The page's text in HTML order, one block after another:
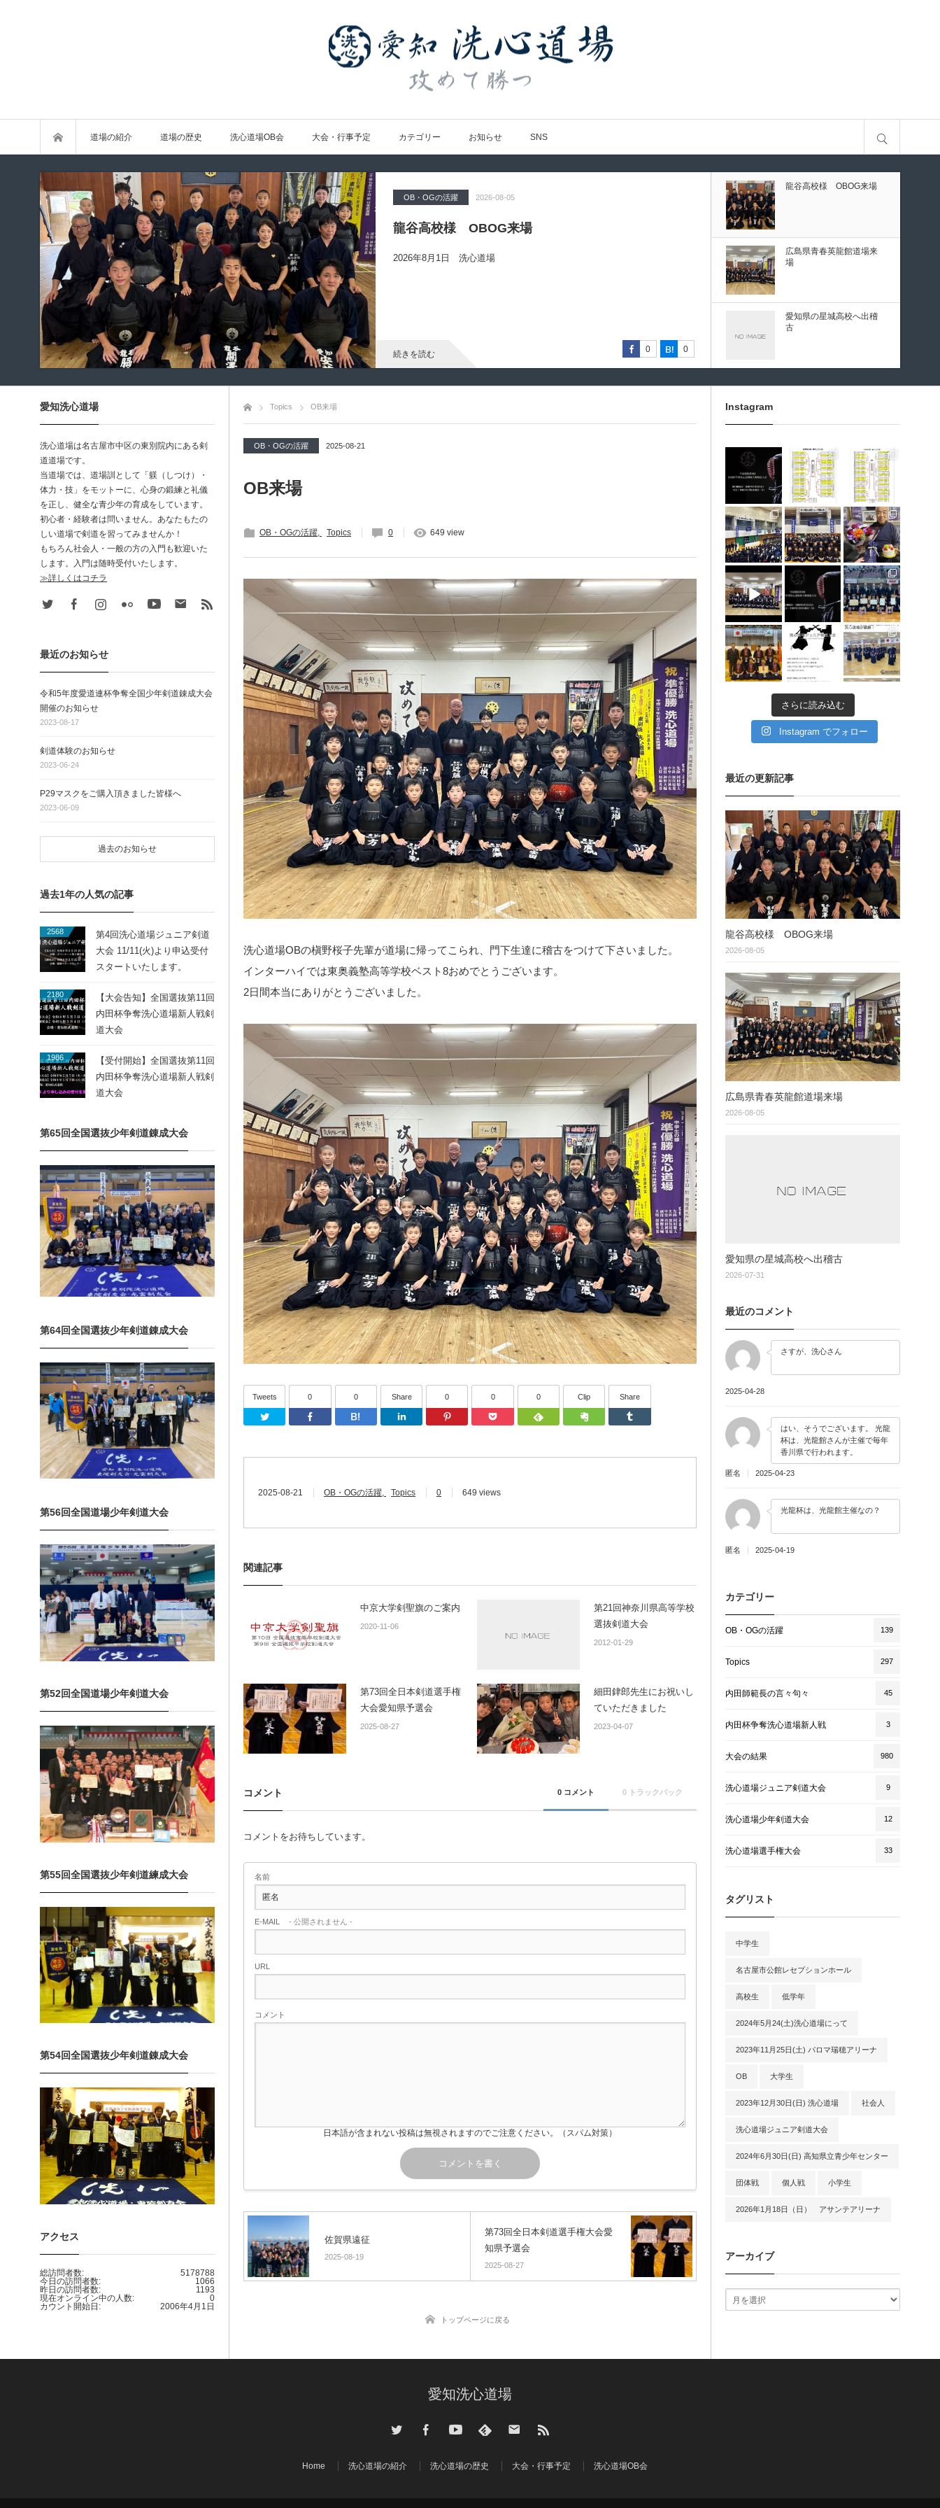
道場の紹介 道場の歴史 洗心道場OB会 大会・行事予定 カテゴリー お知らせ SNS
OB・OGの活躍 2026-08-05
龍谷高校様 OBOG来場
2026年8月1日 洗心道場
0 0
続きを読む
Topics 2026-08-05
広島県青春英龍館道場来場
2026年7月25日（土）洗心道場
0 0
大会の結果 2026-07-31
愛知県の星城高校へ出稽古
2026年7月24日(金)
0 0
大会の結果 2026-07-25
第80回愛知県中学校総合体育大会・地区予選
2026年7月24日（金）
0 0
大会の結果 2026-07-22
第136回愛知県剣道道場連盟研修会トーナメント戦
2026年7月19日（日）昭和スポーツセンター
0 0
第136回愛知県剣道道場連
龍谷高校様 OBOG来場
広島県青春英龍館道場来
場
愛知県の星城高校へ出稽
古
第136回愛知県剣道道場連
盟研修会トーナメント戦
龍谷高校様 OBOG来場
広島県青春英龍館道場来
愛知県の星城高校へ出稽
古
第80回愛知県中学校総合
体育大会・地区予選
第136回愛知県剣道道場連
盟研修会トーナメント戦
Topics OB来場
OB・OGの活躍 2025-08-21
OB来場
OB・OGの活躍 Topics 0 649 view
洗心道場OBの槇野桜子先輩が道場に帰ってこられ、門下生達に稽古をつけて下さいました。
インターハイでは東奥義塾高等学校ベスト8おめでとうございます。
2日間本当にありがとうございました。
Tweets
Twitter
0
Facebook
0
はてなブックマーク
Share
Linkedin
0
Pinterest
0
Pocket
0
Feedly
Clip
Feedly
Share
2025-08-21 OB・OGの活躍 Topics 0 649 views
関連記事
中京大学剣聖旗のご案内
2020-11-06
第21回神奈川県高等学校
選抜剣道大会
2012-01-29
第73回全日本剣道選手権
大会愛知県予選会
2025-08-27
細田銉郎先生にお祝いし
ていただきました
2023-04-07
コメント 0 コメント 0 トラックバック
コメントをお待ちしています。
名前
E-MAIL - 公開されません -
URL
コメント
日本語が含まれない投稿は無視されますのでご注意ください。（スパム対策）
佐賀県遠征
2025-08-19
第73回全日本剣道選手権大会愛
知県予選会
2025-08-27
トップページに戻る
愛知洗心道場
洗心道場は名古屋市中区の東別院内にある剣
道道場です。
当道場では、道場訓として「躾（しつけ）・
体力・技」をモットーに、心身の鍛練と礼儀
を正し、健全な青少年の育成をしています。
初心者・経験者は問いません。あなたもたの
しい道場で剣道を習ってみませんか！
もちろん社会人・一般の方の入門も歓迎いた
します。入門は随時受付いたします。
≫詳しくはコチラ
Twitter FacebookInstagramFlickr Youtube Contact
最近のお知らせ
令和5年度愛道連杯争奪全国少年剣道錬成大会
開催のお知らせ
2023-08-17
剣道体験のお知らせ
2023-06-24
P29マスクをご購入頂きました皆様へ
2023-06-09
過去のお知らせ
過去1年の人気の記事
2568
第4回洗心道場ジュニア剣道
大会 11/11(火)より申込受付
スタートいたします。
2180
【大会告知】全国選抜第11回
内田杯争奪洗心道場新人戦剣
道大会
1986
【受付開始】全国選抜第11回
内田杯争奪洗心道場新人戦剣
道大会
第65回全国選抜少年剣道錬成大会
第64回全国選抜少年剣道錬成大会
第56回全国道場少年剣道大会
第52回全国道場少年剣道大会
第55回全国選抜少年剣道練成大会
第54回全国選抜少年剣道錬成大会
アクセス
5178788
総訪問者数:
1066
今日の訪問者数:
1193
昨日の訪問者数:
0
現在オンライン中の人数:
2006年4月1日
カウント開始日:
Instagram
3月 10 1月 31 1月 31
1月 30 1月 30 1月 28
12月 31 12月 5 11月 11
11月 11 11月 6 9月 11
さらに読み込む
Instagram でフォロー
最近の更新記事
龍谷高校様 OBOG来場
2026-08-05
広島県青春英龍館道場来場
2026-08-05
愛知県の星城高校へ出稽古
2026-07-31
最近のコメント
さすが、洗心さん
2025-04-28
はい、そうでございます。 光龍
杯は、光龍館さんが主催で毎年
香川県で行われます。
匿名 2025-04-23
光龍杯は、光龍館主催なの？
匿名 2025-04-19
カテゴリー
OB・OGの活躍 139
Topics 297
内田師範長の言々句々 45
内田杯争奪洗心道場新人戦 3
大会の結果 980
洗心道場ジュニア剣道大会 9
洗心道場少年剣道大会 12
洗心道場選手権大会 33
タグリスト
中学生
名古屋市公館レセプションホール
高校生 低学年
2024年5月24(土)洗心道場にって
2023年11月25日(土) パロマ瑞穂アリーナ
OB 大学生
2023年12月30日(日) 洗心道場 社会人
洗心道場ジュニア剣道大会
2024年6月30日(日) 高知県立青少年センター
団体戦 個人戦 小学生
2026年1月18日（日） アサンテアリーナ
アーカイブ
愛知洗心道場
Home 洗心道場の紹介 洗心道場の歴史 大会・行事予定 洗心道場OB会